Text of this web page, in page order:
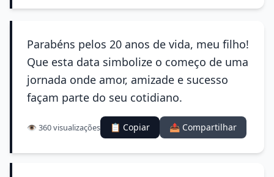
Parabéns pelos 20 anos de vida, meu filho!
Que esta data simbolize o começo de uma
jornada onde amor, amizade e sucesso
façam parte do seu cotidiano.
👁️ 360 visualizações 📋 Copiar 📤 Compartilhar